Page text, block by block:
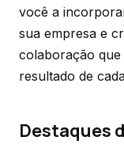
você a
sua empresa e
colaboração
resultado de
Destaques